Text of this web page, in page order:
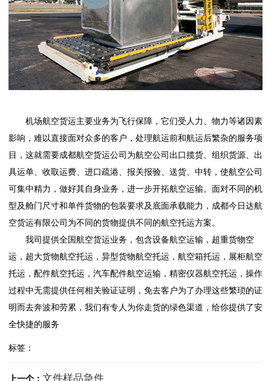
机场航空货运主要业务为飞行保障，它们受人力、物力等诸因素
影响，难以直接面对众多的客户，处理航运前和航运后繁杂的服务项
目，这就需要成都航空货运公司为航空公司出口揽货、组织货源、出
具运单、收取运费、进口疏港、报关报验、送货、中转，使航空公司
可集中精力，做好其自身业务，进一步开拓航空运输。面对不同的机
型及舱门尺寸和单件货物的包装要求及底面承载能力，成都今日达航
空货运有限公司为不同的货物提供不同的航空托运方案。
我司提供全国航空货运业务，包含设备航空运输，超重货物空
运，超大货物航空托运，异型货物航空托运，航空箱托运，展柜航空
托运，配件航空托运，汽车配件航空运输，精密仪器航空托运，操作
过程中无需提供任何相关验证证明，免去客户为了办理这些繁琐的证
明而去奔波和劳累，我们有专人为你走货的绿色渠道，给你提供了安
全快捷的服务
标签：
上一个： 文件样品急件